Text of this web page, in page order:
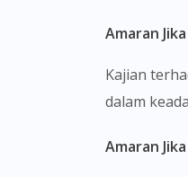
Amaran
Kajian
dalam
Amaran